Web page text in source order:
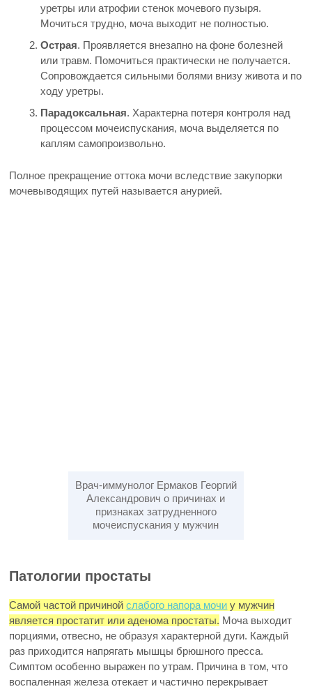
уретры или атрофии стенок мочевого пузыря.
Мочиться трудно, моча выходит не полностью.
Острая. Проявляется внезапно на фоне болезней
или травм. Помочиться практически не получается.
Сопровождается сильными болями внизу живота и по
ходу уретры.
Парадоксальная. Характерна потеря контроля над
процессом мочеиспускания, моча выделяется по
каплям самопроизвольно.
Полное прекращение оттока мочи вследствие закупорки
мочевыводящих путей называется анурией.
Врач-иммунолог Ермаков Георгий
Александрович о причинах и
признаках затрудненного
мочеиспускания у мужчин
Патологии простаты
Самой частой причинойслабого напора мочи у мужчин
является простатит или аденома простаты. Моча выходит
порциями, отвесно, не образуя характерной дуги. Каждый
раз приходится напрягать мышцы брюшного пресса.
Симптом особенно выражен по утрам. Причина в том, что
воспаленная железа отекает и частично перекрывает